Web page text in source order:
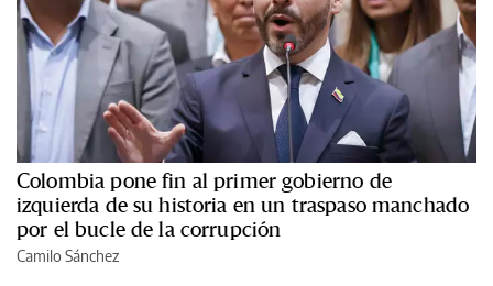
Colombia pone fin al primer gobierno de
izquierda de su historia en un traspaso manchado
por el bucle de la corrupción
Camilo Sánchez